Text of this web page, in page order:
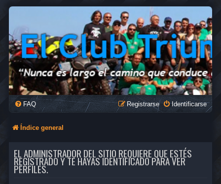
FAQ Identificarse
Registrarse
Índice general
EL ADMINISTRADOR DEL SITIO REQUIERE QUE ESTÉS
REGISTRADO Y TE HAYAS IDENTIFICADO PARA VER
PERFILES.